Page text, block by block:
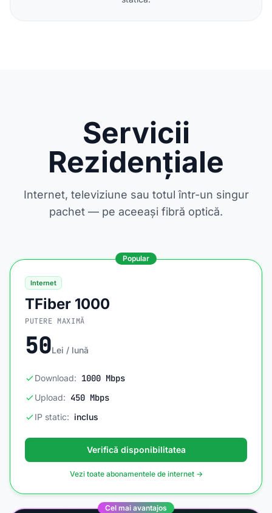
Servicii
Rezidențiale
Internet, televiziune sau totul într-un singur
pachet — pe aceeași fibră optică.
Popular
Internet
TFiber 1000
PUTERE MAXIMĂ
50Lei / lună
Download: 1000 Mbps
Upload: 450 Mbps
IP static: inclus
Verifică disponibilitatea
Vezi toate abonamentele de internet →
Cel mai avantajos